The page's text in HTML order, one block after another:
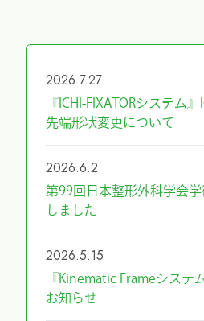
2026.7.27
『ICHI-FIXATORシステム
先端形状変更について
2026.6.2
第99回日本整形外科学会
しました
2026.5.15
『Kinematic Frameシステ
お知らせ